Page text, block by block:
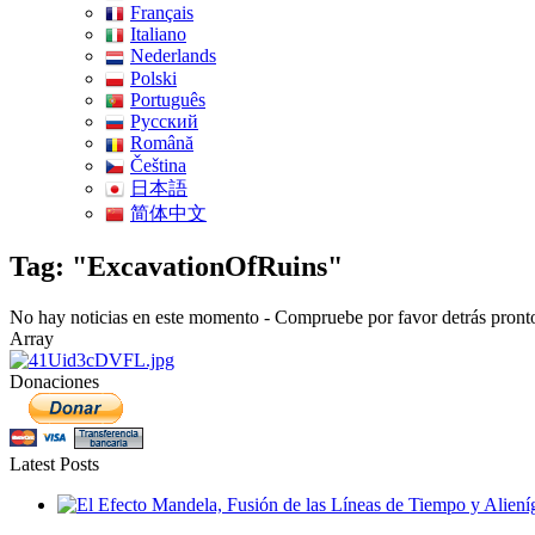
Français
Italiano
Nederlands
Polski
Português
Pусский
Română
Čeština
日本語
简体中文
Tag: "ExcavationOfRuins"
No hay noticias en este momento - Compruebe por favor detrás
Array
Donaciones
Latest Posts